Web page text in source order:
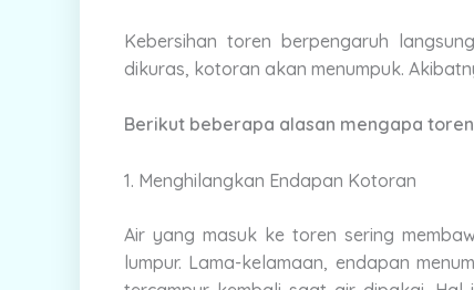
Kebersihan toren berpengaruh
dikuras, kotoran akan menumpuk.
Berikut beberapa alasan mengapa
1. Menghilangkan Endapan Kotoran
Air yang masuk ke toren sering
lumpur. Lama-kelamaan, endapan